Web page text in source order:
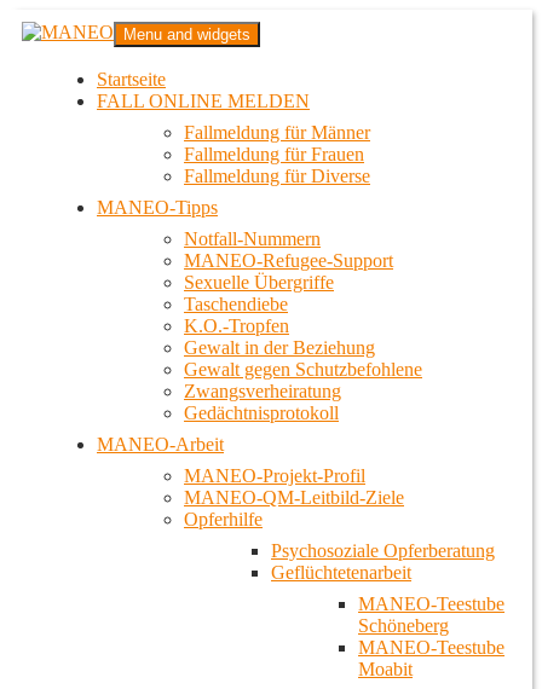
Zum
InhaltMANEO
Das schwule Anti-Gewalt-Projekt in Berlin
Menu and widgets
Startseite
FALL ONLINE MELDEN
Fallmeldung für Männer
Fallmeldung für Frauen
Fallmeldung für Diverse
MANEO-Tipps
Notfall-Nummern
MANEO-Refugee-Support
Sexuelle Übergriffe
Taschendiebe
K.O.-Tropfen
Gewalt in der Beziehung
Gewalt gegen Schutzbefohlene
Zwangsverheiratung
Gedächtnisprotokoll
MANEO-Arbeit
MANEO-Projekt-Profil
MANEO-QM-Leitbild-Ziele
Opferhilfe
Psychosoziale Opferberatung
Geflüchtetenarbeit
MANEO-Teestube
Schöneberg
MANEO-Teestube
Moabit